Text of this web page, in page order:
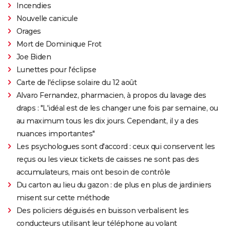
Incendies
Nouvelle canicule
Orages
Mort de Dominique Frot
Joe Biden
Lunettes pour l'éclipse
Carte de l'éclipse solaire du 12 août
Alvaro Fernandez, pharmacien, à propos du lavage des
draps : "L'idéal est de les changer une fois par semaine, ou
au maximum tous les dix jours. Cependant, il y a des
nuances importantes"
Les psychologues sont d'accord : ceux qui conservent les
reçus ou les vieux tickets de caisses ne sont pas des
accumulateurs, mais ont besoin de contrôle
Du carton au lieu du gazon : de plus en plus de jardiniers
misent sur cette méthode
Des policiers déguisés en buisson verbalisent les
conducteurs utilisant leur téléphone au volant